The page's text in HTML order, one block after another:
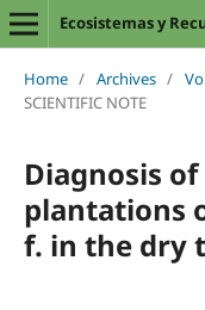
Ecosistemas y
Home / Archives /
SCIENTIFIC NOTE
Diagnosis
plantations
f. in the dry